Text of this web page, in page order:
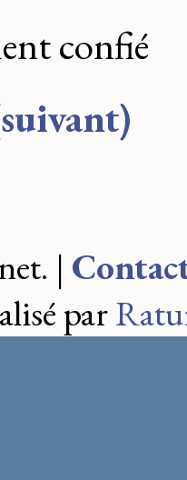
confié
|
par